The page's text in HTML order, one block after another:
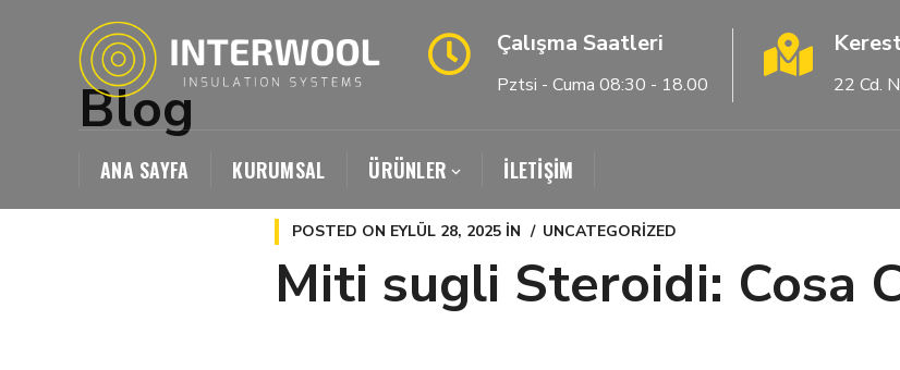
Çalışma Saatleri
Pztsi - Cuma 08:30 - 18.00 22 Cd.
ANA SAYFA KURUMSAL ÜRÜNLER İLETİŞİM
Blog
POSTED ON EYLÜL 28, 2025 IN UNCATEGORIZED
Miti sugli Steroidi: Cosa